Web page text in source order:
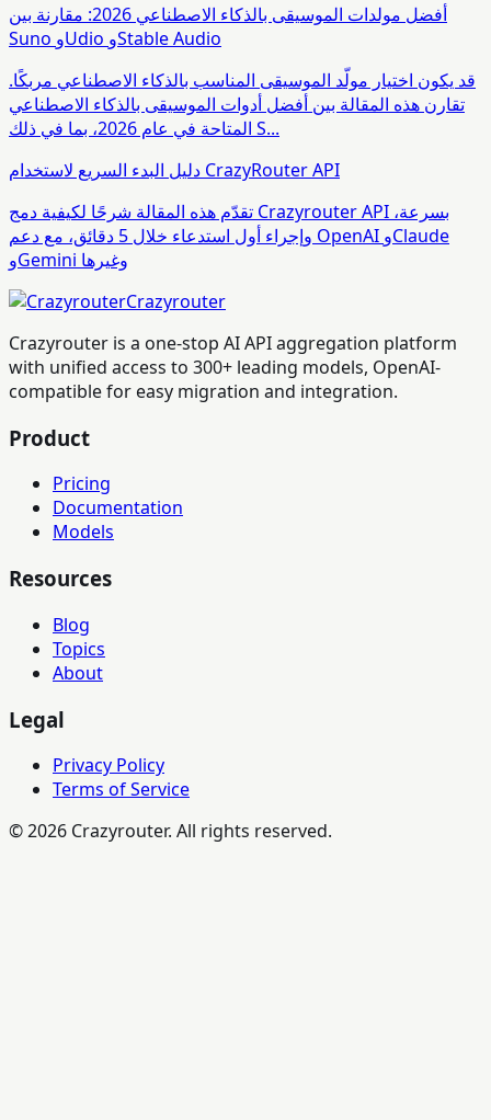
أفضل مولدات الموسيقى بالذكاء الاصطناعي 2026: مقارنة بين
Suno وUdio وStable Audio
قد يكون اختيار مولّد الموسيقى المناسب بالذكاء الاصطناعي مربكًا.
تقارن هذه المقالة بين أفضل أدوات الموسيقى بالذكاء الاصطناعي
المتاحة في عام 2026، بما في ذلك S...
دليل البدء السريع لاستخدام CrazyRouter API
تقدّم هذه المقالة شرحًا لكيفية دمج Crazyrouter API بسرعة،
وإجراء أول استدعاء خلال 5 دقائق، مع دعم OpenAI وClaude
وGemini وغيرها
Crazyrouter
Crazyrouter is a one-stop AI API aggregation platform
with unified access to 300+ leading models, OpenAI-
compatible for easy migration and integration.
Product
Pricing
Documentation
Models
Resources
Blog
Topics
About
Legal
Privacy Policy
Terms of Service
©2026 Crazyrouter. All rights reserved.